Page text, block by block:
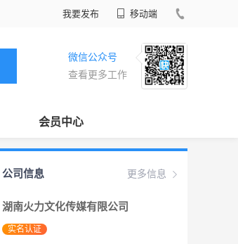
我要发布 移动端
微信公众号
查看更多工作
会员中心
更多信息
公司信息
湖南火力文化传媒有限公司
实名认证